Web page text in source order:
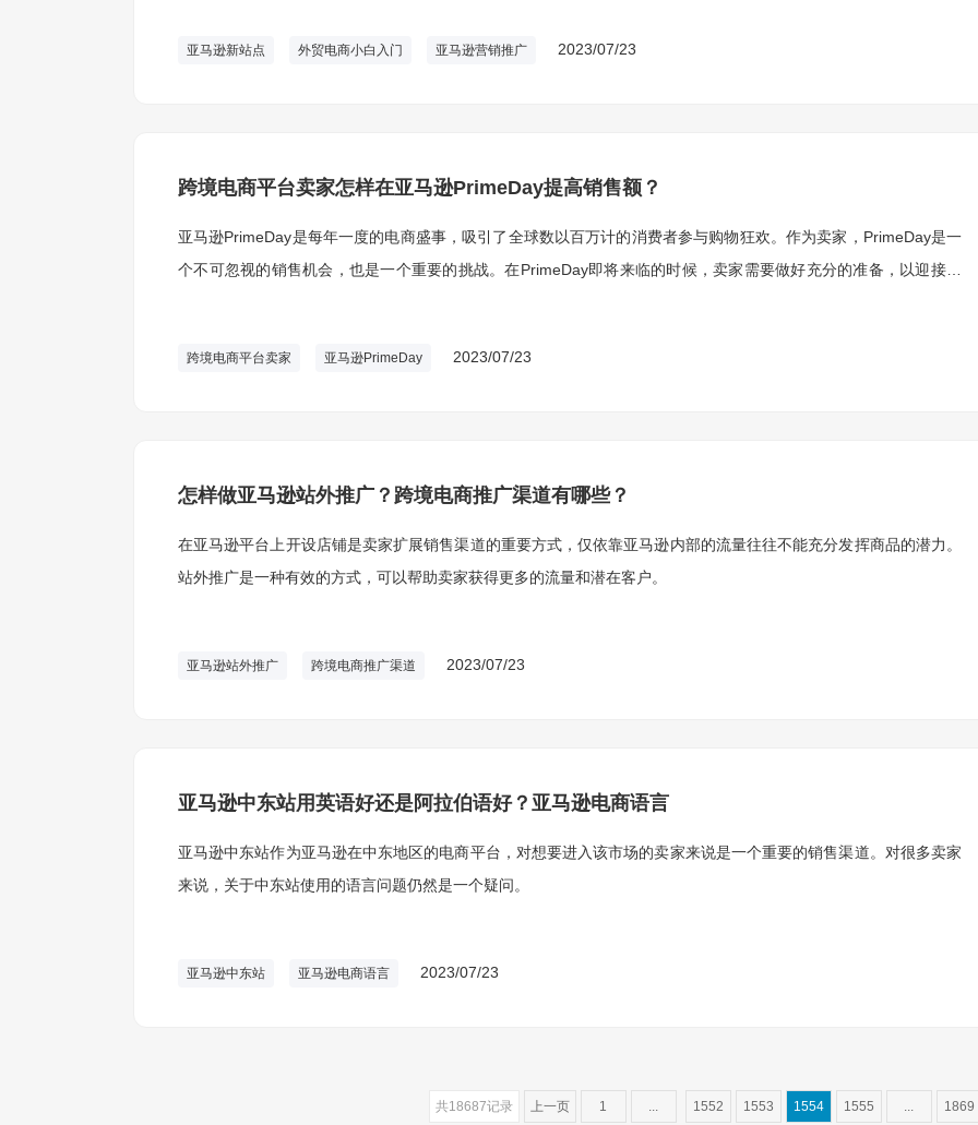
亚马逊新站点 外贸电商小白入门 亚马逊营销推广 2023/07/23
跨境电商平台卖家怎样在亚马逊PrimeDay提高销售额？
亚马逊PrimeDay是每年一度的电商盛事，吸引了全球数以百万计的消费者参与购物狂欢。作为卖家，PrimeDay是一
个不可忽视的销售机会，也是一个重要的挑战。在PrimeDay即将来临的时候，卖家需要做好充分的准备，以迎接这
跨境电商平台卖家 亚马逊PrimeDay 2023/07/23
怎样做亚马逊站外推广？跨境电商推广渠道有哪些？
在亚马逊平台上开设店铺是卖家扩展销售渠道的重要方式，仅依靠亚马逊内部的流量往往不能充分发挥商品的潜力。
站外推广是一种有效的方式，可以帮助卖家获得更多的流量和潜在客户。
亚马逊站外推广 跨境电商推广渠道 2023/07/23
亚马逊中东站用英语好还是阿拉伯语好？亚马逊电商语言
亚马逊中东站作为亚马逊在中东地区的电商平台，对想要进入该市场的卖家来说是一个重要的销售渠道。对很多卖家
来说，关于中东站使用的语言问题仍然是一个疑问。
亚马逊中东站 亚马逊电商语言 2023/07/23
共18687记录 上一页 1 ... 1552 1553 1554 1555 ... 1869